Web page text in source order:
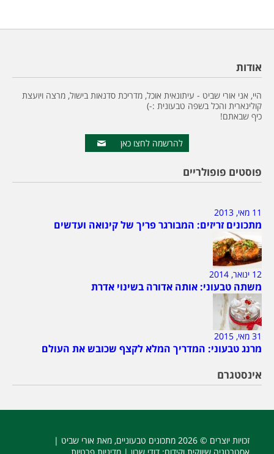
אודות
היי, אני אורי שביט - עיתונאית אוכל, מדריכת סדנאות בישול, מרצה ויועצת
קולינארית והכל בשפה טבעונית :-)
כיף שבאתם!
להרשמה לחצו כאן
פוסטים פופולריים
11 מאי, 2013
מתכונים זריזים: המבורגר פריך של קינואה ועדשים
12 ינואר, 2014
משתה טבעוני: אותה אדורה בשינוי אדרת
31 מאי, 2015
מרנג טבעוני: המדריך המלא לקצף שכובש את העולם
אינסטגרם
זכויות יוצרים © 2026 מתכונים טבעוניים, מאת אורי שביט |